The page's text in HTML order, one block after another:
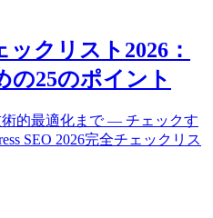
ックリスト2026：
の25のポイント
的最適化まで — チェックす
SEO 2026完全チェックリス